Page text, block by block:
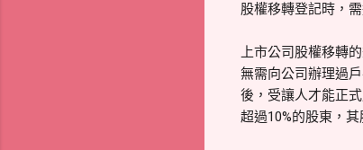
股權移轉登記時，
上市公司股權移轉
無需向公司辦理過
後，受讓人才能正
超過10%的股東，